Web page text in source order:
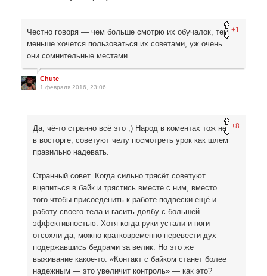
+1
Честно говоря — чем больше смотрю их обучалок, тем
меньше хочется пользоваться их советами, уж очень
они сомнительные местами.
Chute
1 февраля 2016, 23:06
+8
Да, чё-то странно всё это ;) Народ в коментах тож не
в восторге, советуют челу посмотреть урок как шлем
правильно надевать.
Странный совет. Когда сильно трясёт советуют
вцепиться в байк и трястись вместе с ним, вместо
того чтобы присоеденить к работе подвески ещё и
работу своего тела и гасить долбу с большей
эффективностью. Хотя когда руки устали и ноги
отсохли да, можно кратковременно перевести дух
подержавшись бедрами за велик. Но это же
выживание какое-то. «Контакт с байком станет более
надежным — это увеличит контроль» — как это?